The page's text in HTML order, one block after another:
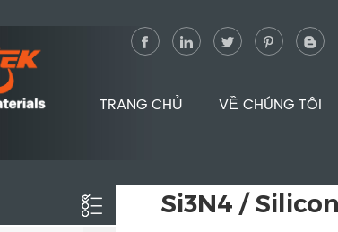
TRANG CHỦ VỀ CHÚNG TÔI
Si3N4 /